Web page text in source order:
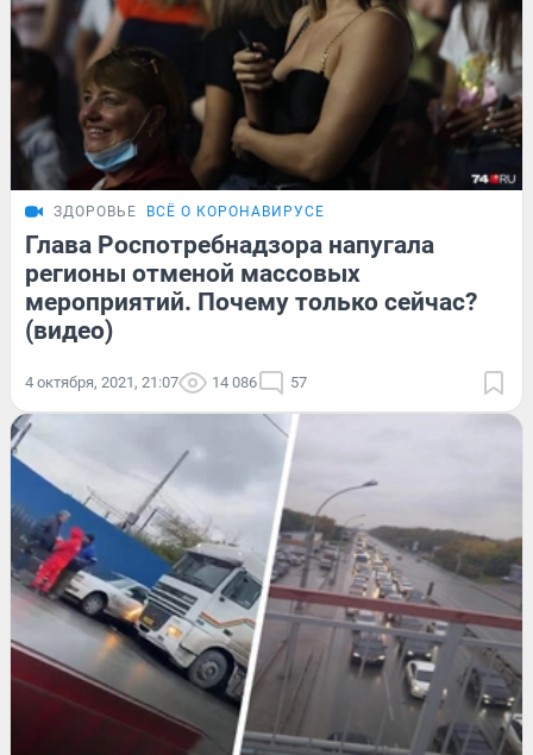
ЗДОРОВЬЕ ВСЁ О КОРОНАВИРУСЕ
Глава Роспотребнадзора напугала
регионы отменой массовых
мероприятий. Почему только сейчас?
(видео)
4 октября, 2021, 21:07 14 086 57